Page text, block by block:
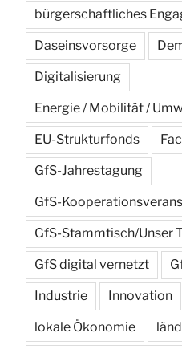
bürgerschaftliches
Daseinsvorsorge
Digitalisierung
Energie / Mobilität /
EU-Strukturfonds
GfS-Jahrestagung
GfS-
GfS-Stammtisch/Unser
GfS digital vernetzt
Industrie Innovation
lokale Ökonomie